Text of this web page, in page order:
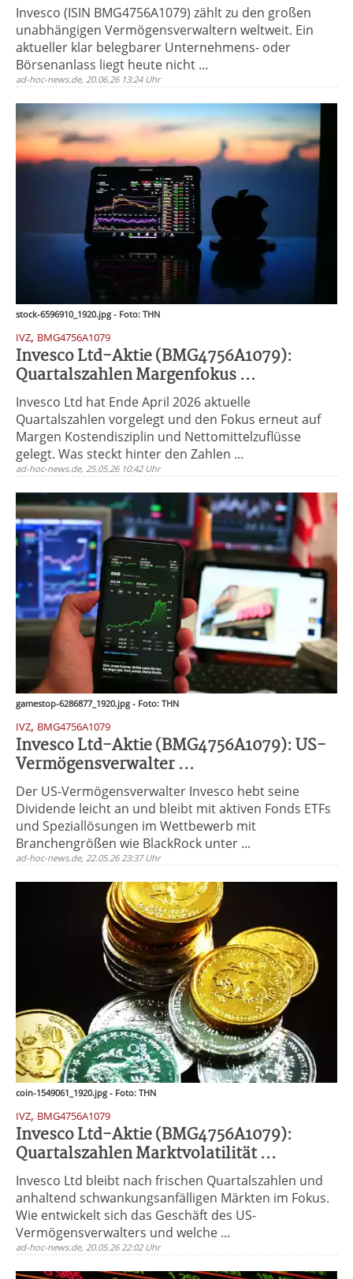
Invesco (ISIN BMG4756A1079) zählt zu den großen
unabhängigen Vermögensverwaltern weltweit. Ein
aktueller klar belegbarer Unternehmens- oder
Börsenanlass liegt heute nicht ...
ad-hoc-news.de, 20.06.26 13:24 Uhr
stock-6596910_1920.jpg - Foto: THN
IVZ, BMG4756A1079
Invesco Ltd-Aktie (BMG4756A1079):
Quartalszahlen Margenfokus ...
Invesco Ltd hat Ende April 2026 aktuelle
Quartalszahlen vorgelegt und den Fokus erneut auf
Margen Kostendisziplin und Nettomittelzuflüsse
gelegt. Was steckt hinter den Zahlen ...
ad-hoc-news.de, 25.05.26 10:42 Uhr
gamestop-6286877_1920.jpg - Foto: THN
IVZ, BMG4756A1079
Invesco Ltd-Aktie (BMG4756A1079): US-
Vermögensverwalter ...
Der US-Vermögensverwalter Invesco hebt seine
Dividende leicht an und bleibt mit aktiven Fonds ETFs
und Speziallösungen im Wettbewerb mit
Branchengrößen wie BlackRock unter ...
ad-hoc-news.de, 22.05.26 23:37 Uhr
coin-1549061_1920.jpg - Foto: THN
IVZ, BMG4756A1079
Invesco Ltd-Aktie (BMG4756A1079):
Quartalszahlen Marktvolatilität ...
Invesco Ltd bleibt nach frischen Quartalszahlen und
anhaltend schwankungsanfälligen Märkten im Fokus.
Wie entwickelt sich das Geschäft des US-
Vermögensverwalters und welche ...
ad-hoc-news.de, 20.05.26 22:02 Uhr